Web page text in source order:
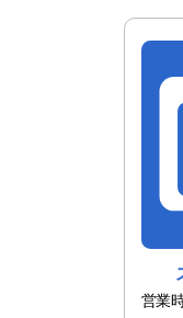
営業